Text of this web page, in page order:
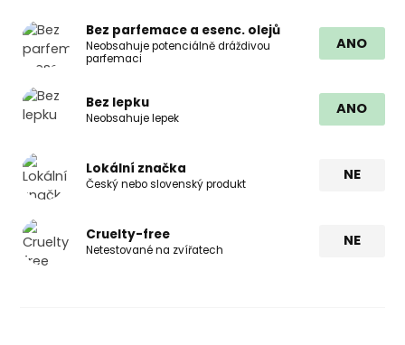
Bez parfemace a esenc. olejů
Neobsahuje potenciálně dráždivou
parfemaci
ANO
Bez lepku
Neobsahuje lepek
ANO
Lokální značka
Český nebo slovenský produkt
NE
Cruelty-free
Netestované na zvířatech
NE